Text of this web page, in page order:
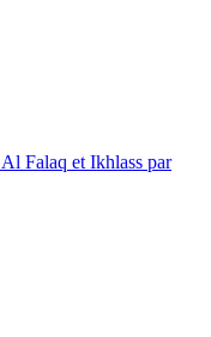
Falaq et Ikhlass par